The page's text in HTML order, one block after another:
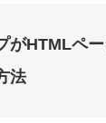
がHTMLペ
法